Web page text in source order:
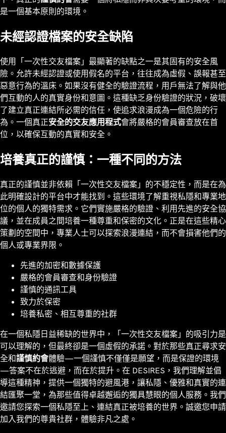
是一個基本原則的環境。
未經認證檔案的安全缺陷
使用「一次性交友檔案」最顯著的缺點之一是其固有的安全風
險。允許未經認證或使用假名的平台，往往成為虛假、誤報甚至
惡意行為的溫床。如果沒有健全的驗證流程，用戶無法了解與他
們互動的人的真實身份和意圖。這種缺乏身份驗證的狀況，破壞
了建立真正連結所必需的信任，使追求浪漫成為一個危險的行
為。一個真正安全的交友應用程式會將嚴格的會員審查放在首
位，以確保互動的真實和安全。
培養真正的謹慎：一種不同的方法
真正的謹慎並非依賴「一次性交友檔案」的不穩定性，而是在為
此明確設計的平台中才能找到。這些環境了解重視私隱和專業地
位的個人的獨特需求。它們實施嚴格的驗證、利用先進的安全協
議，並在成員之間培養一種尊重和保密的文化。正是在這些精心
策劃的空間中，專業人士可以探索浪漫連結，而不會損害他們的
個人或專業界限。
先進的加密和數據保護
嚴格的會員審查和身份驗證
謹慎的通訊工具
致力於保密
培養私密、相互尊重的社群
在一個私隱日益稀缺的世界中，「一次性交友檔案」的吸引力是
可以理解的，但最終卻是一個虛假的承諾。對於那些真正尋求安
全和謹慎約會體驗—一個謹慎不僅僅是願望，而是保證的環境
—答案不在於逃避，而在於提升。在 DESIRES，我們理解並倡
導這種精神，提供一個獨特的避風港，讓私隱、優雅和真實的連
結匯聚一堂，為那些值得卓越邂逅的獨具慧眼的個人服務。我們
邀請您探索一個私隱至上、連結真正被培養的世界。誠邀您申請
加入我們的尊貴社群，體驗非凡之處。